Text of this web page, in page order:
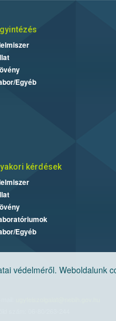
védelméről. Weboldalunk
Egyéb
kérdések
Egyéb